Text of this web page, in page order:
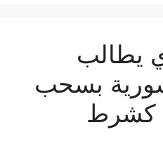
يطالب
بسحب
كشرط